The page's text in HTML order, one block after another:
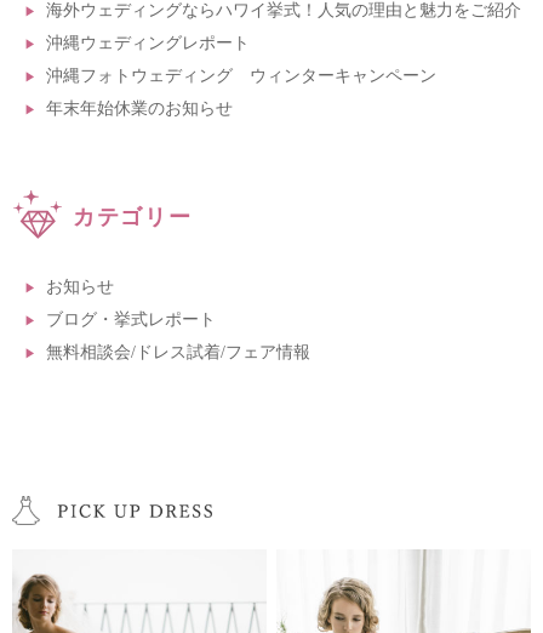
海外ウェディングならハワイ挙式！人気の理由と魅力をご紹介
沖縄ウェディングレポート
沖縄フォトウェディング ウィンターキャンペーン
年末年始休業のお知らせ
カテゴリー
お知らせ
ブログ・挙式レポート
無料相談会/ドレス試着/フェア情報